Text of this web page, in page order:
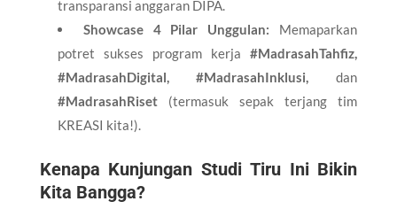
transparansi anggaran DIPA.
Showcase 4 Pilar Unggulan: Memaparkan
potret sukses program kerja#MadrasahTahfiz,
#MadrasahDigital, #MadrasahInklusi, dan
#MadrasahRiset(termasuk sepak terjang tim
KREASI kita!).
Kenapa Kunjungan Studi Tiru Ini Bikin
Kita Bangga?